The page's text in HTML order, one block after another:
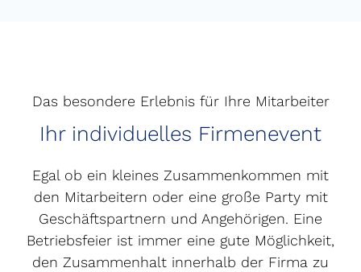
Das besondere Erlebnis für Ihre Mitarbeiter
Ihr individuelles Firmenevent
Egal ob ein kleines Zusammenkommen mit
den Mitarbeitern oder eine große Party mit
Geschäftspartnern und Angehörigen. Eine
Betriebsfeier ist immer eine gute Möglichkeit,
den Zusammenhalt innerhalb der Firma zu